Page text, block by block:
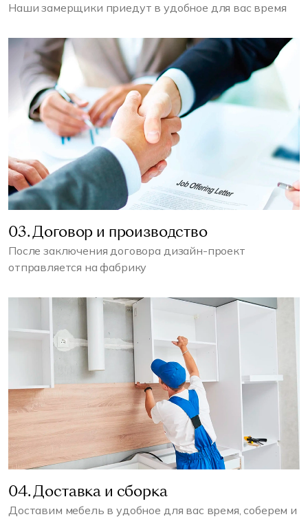
Наши замерщики приедут в удобное для вас время
03. Договор и производство
После заключения договора дизайн-проект
отправляется на фабрику
04. Доставка и сборка
Доставим мебель в удобное для вас время, соберем и